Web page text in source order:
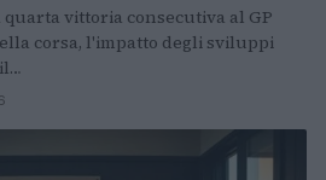
vittoria consecutiva al GP
corsa, l'impatto degli sviluppi